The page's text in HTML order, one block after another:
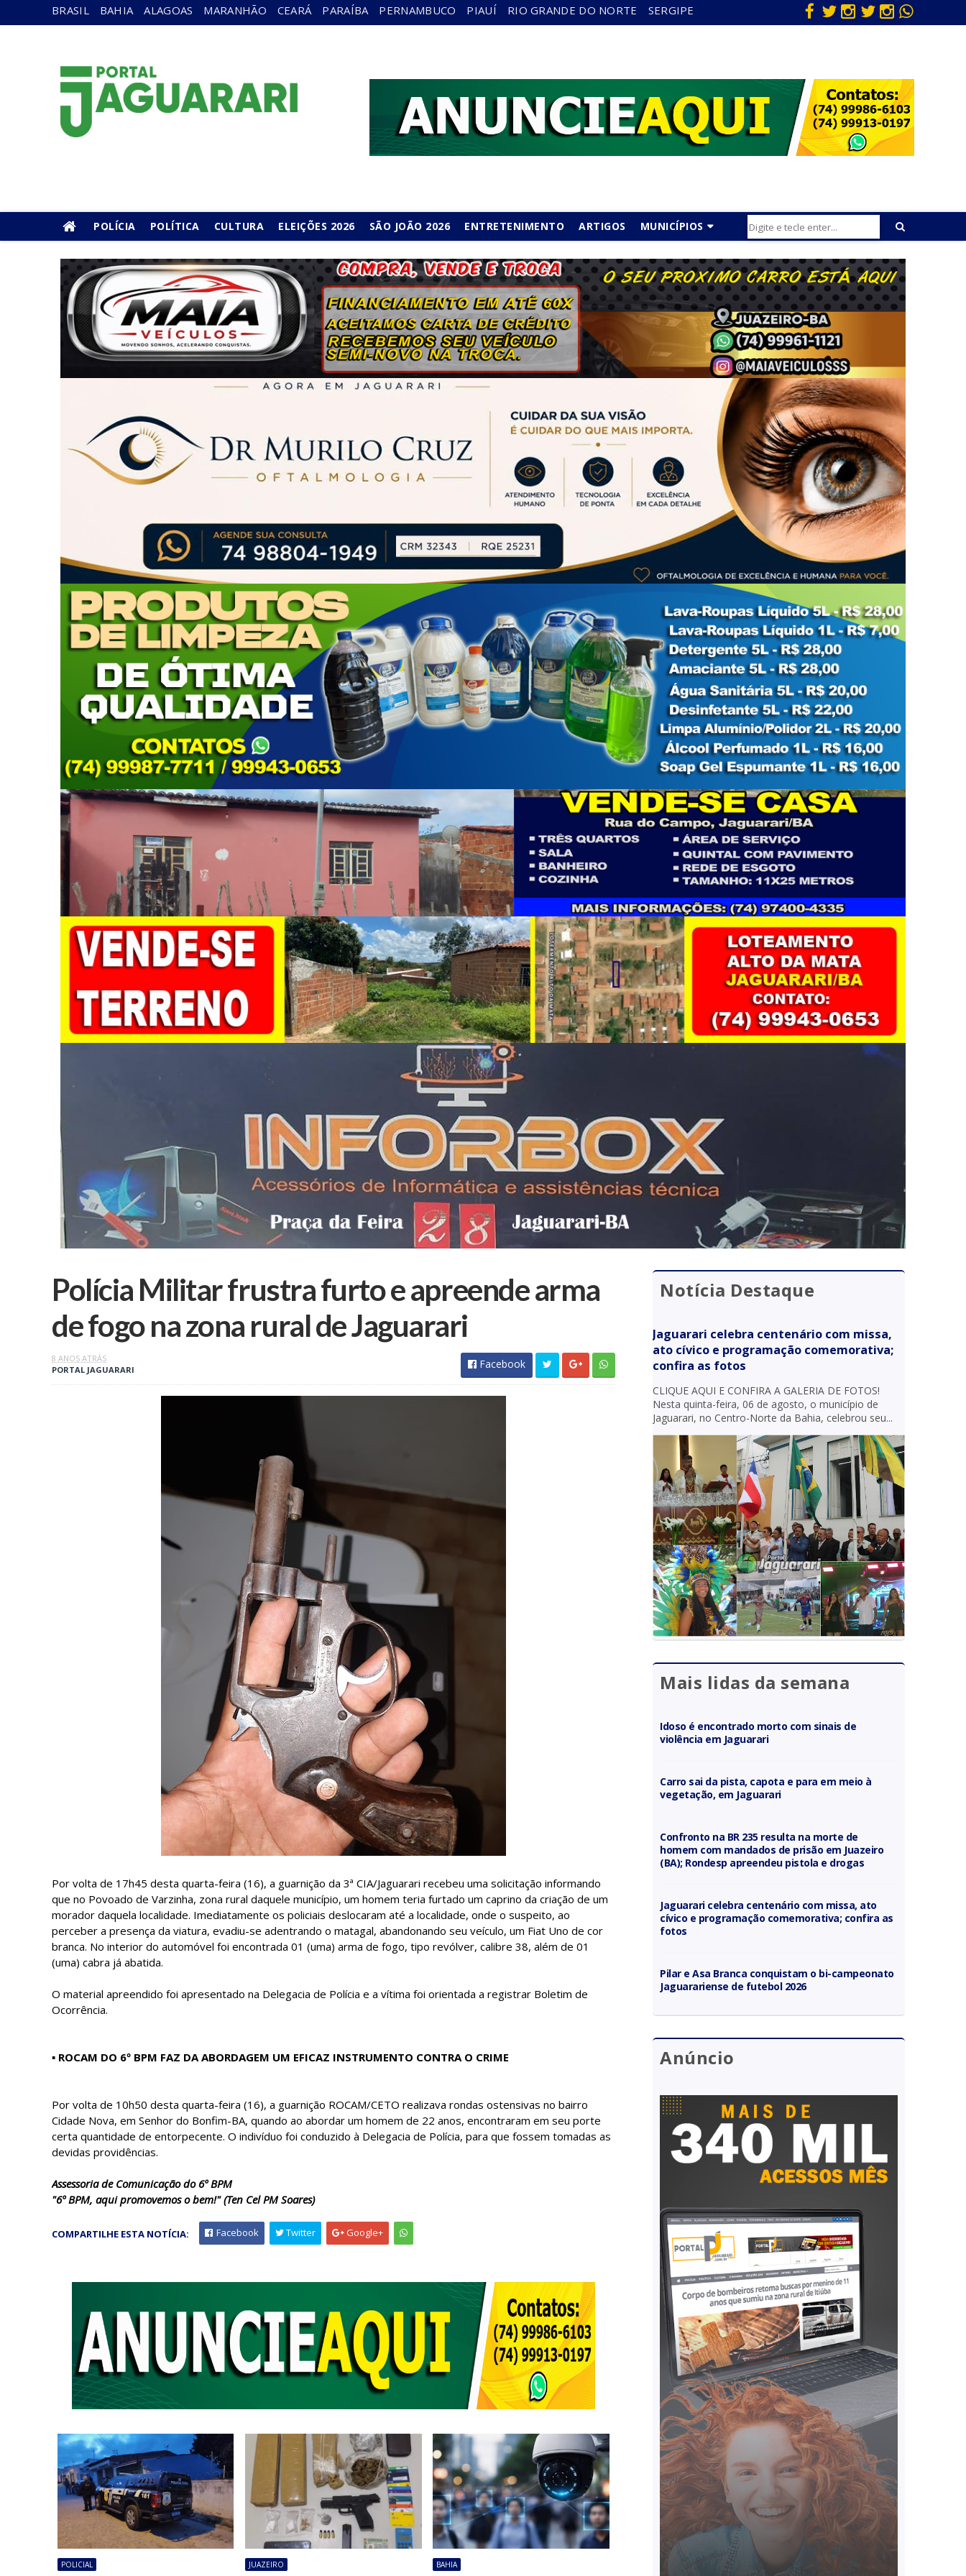
BRASIL BAHIA ALAGOAS MARANHÃO CEARÁ PARAÍBA PERNAMBUCO PIAUÍ RIO GRANDE DO NORTE SERGIPE
POLÍCIA POLÍTICA CULTURA ELEIÇÕES 2026 SÃO JOÃO 2026 ENTRETENIMENTO ARTIGOS MUNICÍPIOS
Polícia Militar frustra furto e apreende arma
de fogo na zona rural de Jaguarari
8 ANOS ATRÁS
PORTAL JAGUARARI
Facebook
Por volta de 17h45 desta quarta-feira (16), a guarnição da 3ª CIA/Jaguarari recebeu uma solicitação informando
que no Povoado de Varzinha, zona rural daquele município, um homem teria furtado um caprino da criação de um
morador daquela localidade. Imediatamente os policiais deslocaram até a localidade, onde o suspeito, ao
perceber a presença da viatura, evadiu-se adentrando o matagal, abandonando seu veículo, um Fiat Uno de cor
branca. No interior do automóvel foi encontrada 01 (uma) arma de fogo, tipo revólver, calibre 38, além de 01
(uma) cabra já abatida.
O material apreendido foi apresentado na Delegacia de Polícia e a vítima foi orientada a registrar Boletim de
Ocorrência.
▪ ROCAM DO 6º BPM FAZ DA ABORDAGEM UM EFICAZ INSTRUMENTO CONTRA O CRIME
Por volta de 10h50 desta quarta-feira (16), a guarnição ROCAM/CETO realizava rondas ostensivas no bairro
Cidade Nova, em Senhor do Bonfim-BA, quando ao abordar um homem de 22 anos, encontraram em seu porte
certa quantidade de entorpecente. O indivíduo foi conduzido à Delegacia de Polícia, para que fossem tomadas as
devidas providências.
Assessoria de Comunicação do 6º BPM
"6º BPM, aqui promovemos o bem!" (Ten Cel PM Soares)
COMPARTILHE ESTA NOTÍCIA: Facebook Twitter Google+
POLICIAL JUAZEIRO BAHIA
Notícia Destaque
Jaguarari celebra centenário com missa,
ato cívico e programação comemorativa;
confira as fotos
CLIQUE AQUI E CONFIRA A GALERIA DE FOTOS!
Nesta quinta-feira, 06 de agosto, o município de
Jaguarari, no Centro-Norte da Bahia, celebrou seu...
Mais lidas da semana
Idoso é encontrado morto com sinais de
violência em Jaguarari
Carro sai da pista, capota e para em meio à
vegetação, em Jaguarari
Confronto na BR 235 resulta na morte de
homem com mandados de prisão em Juazeiro
(BA); Rondesp apreendeu pistola e drogas
Jaguarari celebra centenário com missa, ato
cívico e programação comemorativa; confira as
fotos
Pilar e Asa Branca conquistam o bi-campeonato
Jaguarariense de futebol 2026
Anúncio